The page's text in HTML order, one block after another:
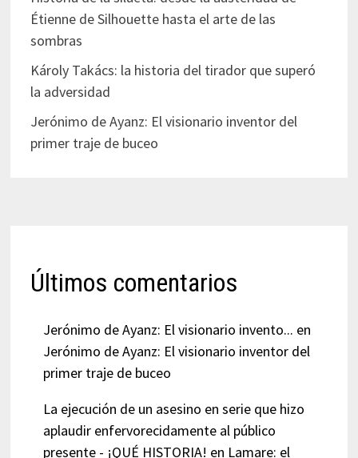
Étienne de Silhouette hasta el arte de las
sombras
Károly Takács: la historia del tirador que superó
la adversidad
Jerónimo de Ayanz: El visionario inventor del
primer traje de buceo
Últimos comentarios
Jerónimo de Ayanz: El visionario invento... en
Jerónimo de Ayanz: El visionario inventor del
primer traje de buceo
La ejecución de un asesino en serie que hizo
aplaudir enfervorecidamente al público
presente - ¡QUÉ HISTORIA! en Lamare: el